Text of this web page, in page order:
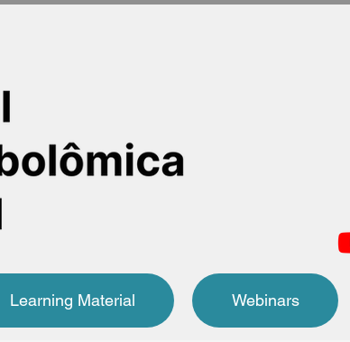
Learning Material Webinars